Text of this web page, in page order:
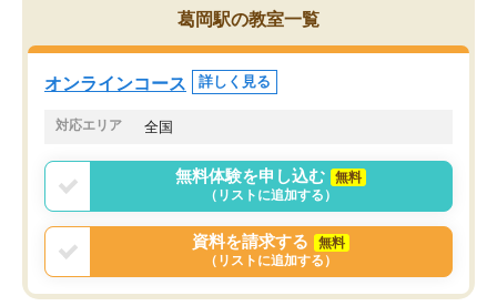
チングのおかげで、停滞期もモチベー
ションを維持できました。「やらされ
る勉強」から「目標のための勉強」へ
意識が変わったことが、目標校への合
た。自分から学ぶ姿勢を
葛岡駅の教室一覧
オンラインコース 詳しく見る
対応エリア 全国
無料体験を申し込む
無料
（リストに追加する）
資料を請求する
無料
（リストに追加する）